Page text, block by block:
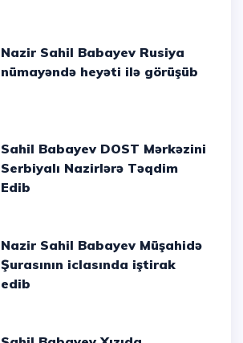
Nazir Sahil Babayev Rusiya
nümayəndə heyəti ilə görüşüb
Sahil Babayev DOST Mərkəzini
Serbiyalı Nazirlərə Təqdim
Edib
Nazir Sahil Babayev Müşahidə
Şurasının iclasında iştirak
edib